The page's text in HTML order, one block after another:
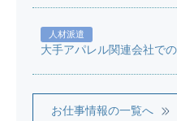
人材派遣
大手アパレル関連会社で
お仕事情報の一覧へ